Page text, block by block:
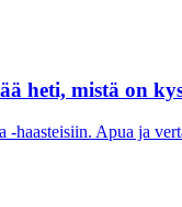
heti, mistä on
haasteisiin. Apua ja